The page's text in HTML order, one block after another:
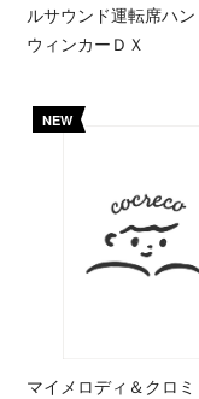
ルサウンド運転席ハン
ウィンカーＤＸ
NEW
マイメロディ＆クロ